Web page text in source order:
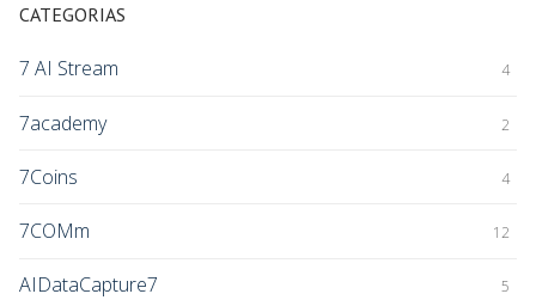
CATEGORIAS
7 AI Stream 4
7academy 2
7Coins 4
7COMm 12
AIDataCapture7 5